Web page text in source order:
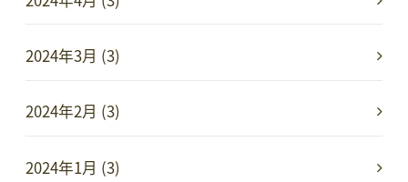
2024年3月 (3)
2024年2月 (3)
2024年1月 (3)